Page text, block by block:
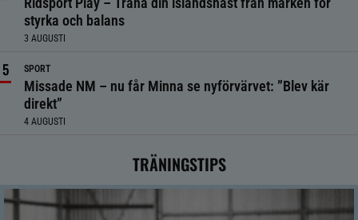
styrka och balans
3 AUGUSTI
SPORT
Missade NM – nu får Minna se nyförvärvet: ”Blev kär
direkt”
4 AUGUSTI
TRÄNINGSTIPS